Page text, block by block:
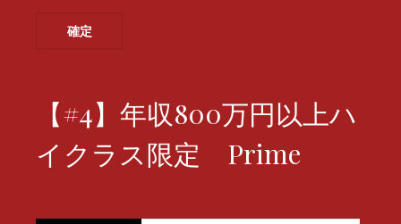
【#4】年収800万円以上ハ
イクラス限定 Prime